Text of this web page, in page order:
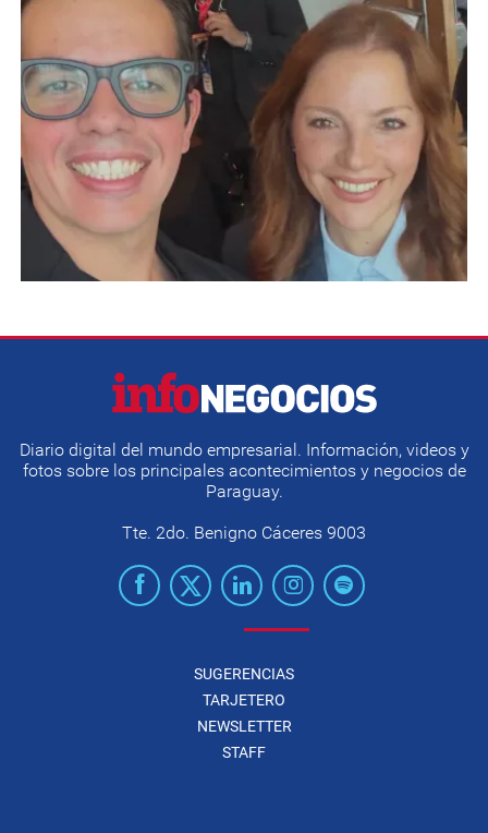
Diario digital del mundo empresarial. Información, videos y
fotos sobre los principales acontecimientos y negocios de
Paraguay.
Tte. 2do. Benigno Cáceres 9003
SUGERENCIAS
TARJETERO
NEWSLETTER
STAFF